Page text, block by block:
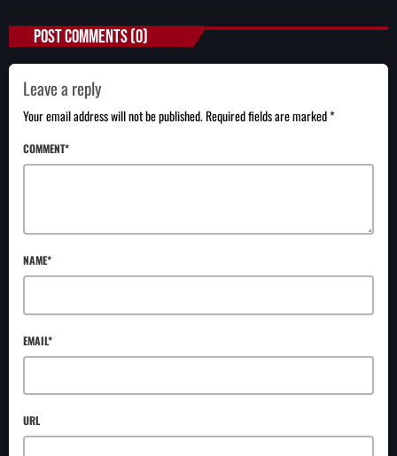
POST COMMENTS (0)
Leave a reply
Your email address will not be published. Required fields are marked *
COMMENT*
NAME*
EMAIL*
URL